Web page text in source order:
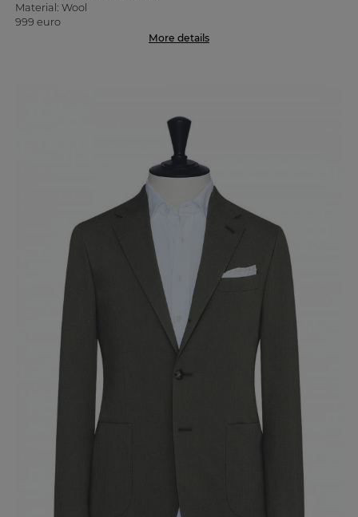
Material: Wool
999 euro
More details